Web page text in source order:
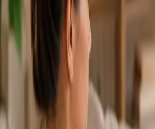
Specialist
Consulta Diagnostico vascular
Duration